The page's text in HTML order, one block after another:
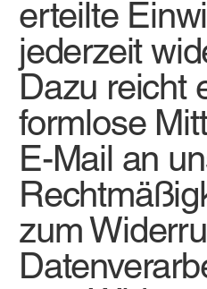
erteilte
jederzeit
Dazu reicht
formlose
E-Mail an
zum